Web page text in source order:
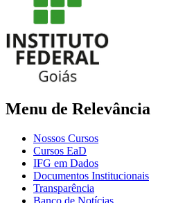
Menu de Relevância
Nossos Cursos
Cursos EaD
IFG em Dados
Documentos Institucionais
Transparência
Banco de Notícias